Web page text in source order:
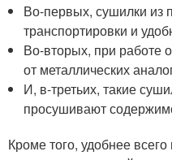
Во-первых, сушилки из
транспортировки и
Во-вторых, при работе
от металлических
И, в-третьих, такие
просушивают
Кроме того, удобнее